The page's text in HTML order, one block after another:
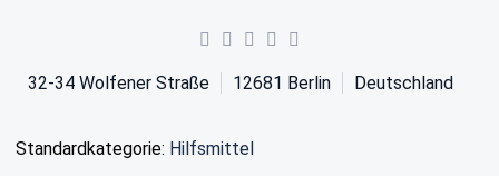
32-34 Wolfener Straße 12681 Berlin Deutschland
Standardkategorie: Hilfsmittel